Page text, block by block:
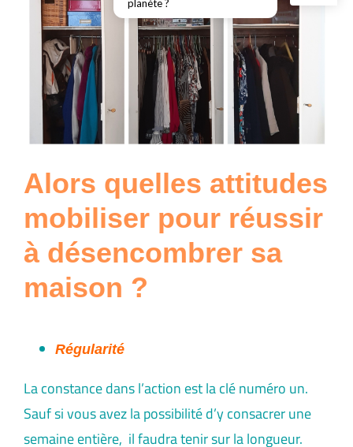
Alors quelles attitudes
mobiliser pour réussir
à désencombrer sa
maison ?
Régularité
La constance dans l’action est la clé numéro un.
Sauf si vous avez la possibilité d’y consacrer une
semaine entière, il faudra tenir sur la longueur.